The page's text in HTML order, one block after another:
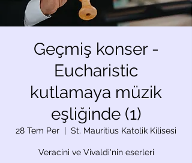
Geçmiş konser -
Eucharistic
kutlamaya müzik
eşliğinde (1)
28 Tem Per
  |
St. Mauritius Katolik Kilisesi
Veracini ve Vivaldi'nin eserleri